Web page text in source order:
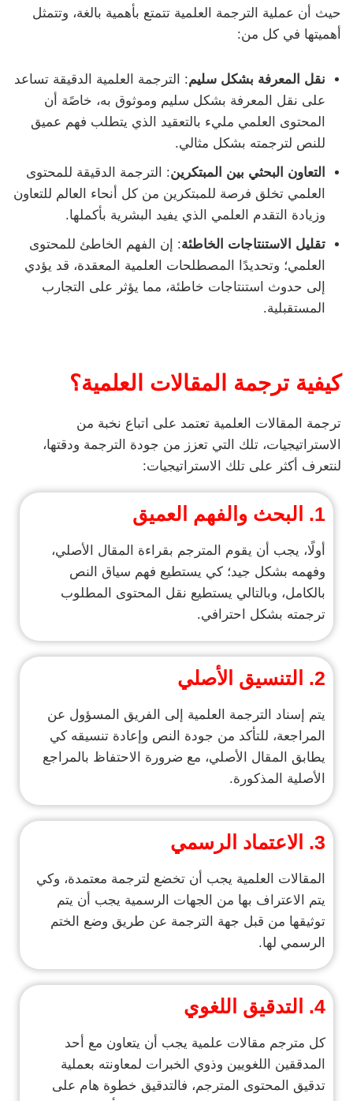
حيث أن عملية الترجمة العلمية تتمتع بأهمية بالغة، وتتمثل
أهميتها في كل من:
نقل المعرفة بشكل سليم: الترجمة العلمية الدقيقة تساعد
على نقل المعرفة بشكل سليم وموثوق به، خاصًة أن
المحتوى العلمي مليء بالتعقيد الذي يتطلب فهم عميق
للنص لترجمته بشكل مثالي.
التعاون البحثي بين المبتكرين: الترجمة الدقيقة للمحتوى
العلمي تخلق فرصة للمبتكرين من كل أنحاء العالم للتعاون
وزيادة التقدم العلمي الذي يفيد البشرية بأكملها.
تقليل الاستنتاجات الخاطئة: إن الفهم الخاطئ للمحتوى
العلمي؛ وتحديدًا المصطلحات العلمية المعقدة، قد يؤدي
إلى حدوث استنتاجات خاطئة، مما يؤثر على التجارب
المستقبلية.
كيفية ترجمة المقالات العلمية؟
ترجمة المقالات العلمية تعتمد على اتباع نخبة من
الاستراتيجيات، تلك التي تعزز من جودة الترجمة ودقتها،
لنتعرف أكثر على تلك الاستراتيجيات:
1. البحث والفهم العميق
أولًا، يجب أن يقوم المترجم بقراءة المقال الأصلي،
وفهمه بشكل جيد؛ كي يستطيع فهم سياق النص
بالكامل، وبالتالي يستطيع نقل المحتوى المطلوب
ترجمته بشكل احترافي.
2. التنسيق الأصلي
يتم إسناد الترجمة العلمية إلى الفريق المسؤول عن
المراجعة، للتأكد من جودة النص وإعادة تنسيقه كي
يطابق المقال الأصلي، مع ضرورة الاحتفاظ بالمراجع
الأصلية المذكورة.
3. الاعتماد الرسمي
المقالات العلمية يجب أن تخضع لترجمة معتمدة، وكي
يتم الاعتراف بها من الجهات الرسمية يجب أن يتم
توثيقها من قبل جهة الترجمة عن طريق وضع الختم
الرسمي لها.
4. التدقيق اللغوي
كل مترجم مقالات علمية يجب أن يتعاون مع أحد
المدققين اللغويين وذوي الخبرات لمعاونته بعملية
تدقيق المحتوى المترجم، فالتدقيق خطوة هام على